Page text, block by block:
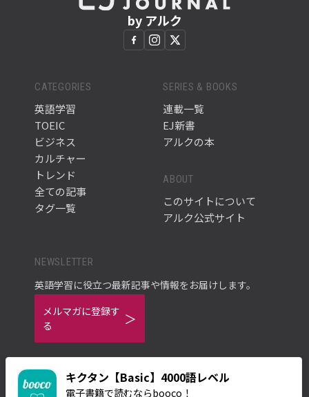
キクタン【Basic】4000語レベル
電子書籍で読むならbooco！
by アルク
CATEGORIES
英語学習
TOEIC
ビジネス
カルチャー
トレンド
全ての記事
タグ一覧
SERIES & BOOKS
連載一覧
EJ新書
アルクの本
ABOUT
このサイトについて
アルク公式サイト
NEWSLETTER
英語学習に役立つ最新記事や情報をお届けします。
メルマガに登録す
る